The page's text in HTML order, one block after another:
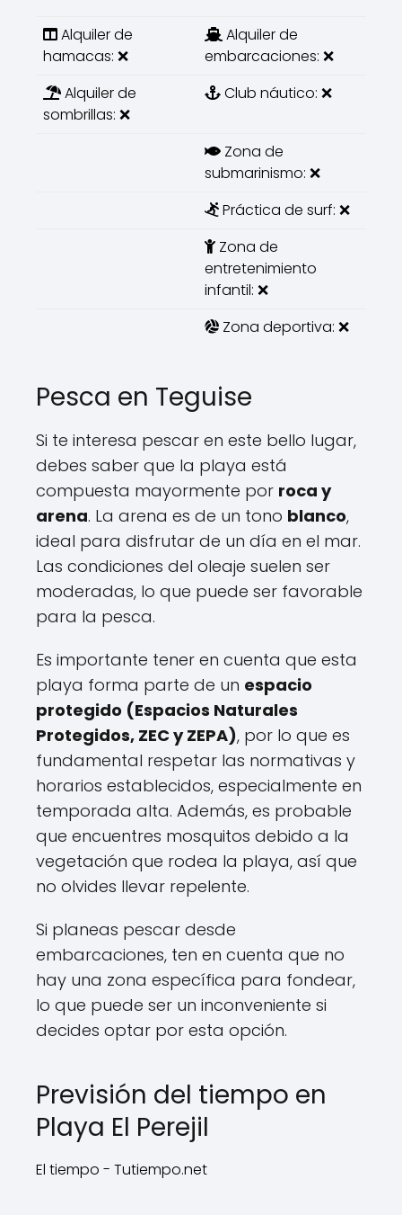
Alquiler de
hamacas: ❌
Alquiler de
embarcaciones: ❌
Alquiler de
sombrillas: ❌
Club náutico: ❌
Zona de
submarinismo: ❌
Práctica de surf: ❌
Zona de
entretenimiento
infantil: ❌
Zona deportiva: ❌
Pesca en Teguise
Si te interesa pescar en este bello lugar,
debes saber que la playa está
compuesta mayormente por roca y
arena. La arena es de un tono blanco,
ideal para disfrutar de un día en el mar.
Las condiciones del oleaje suelen ser
moderadas, lo que puede ser favorable
para la pesca.
Es importante tener en cuenta que esta
playa forma parte de un espacio
protegido (Espacios Naturales
Protegidos, ZEC y ZEPA), por lo que es
fundamental respetar las normativas y
horarios establecidos, especialmente en
temporada alta. Además, es probable
que encuentres mosquitos debido a la
vegetación que rodea la playa, así que
no olvides llevar repelente.
Si planeas pescar desde
embarcaciones, ten en cuenta que no
hay una zona específica para fondear,
lo que puede ser un inconveniente si
decides optar por esta opción.
Previsión del tiempo en
Playa El Perejil
El tiempo - Tutiempo.net